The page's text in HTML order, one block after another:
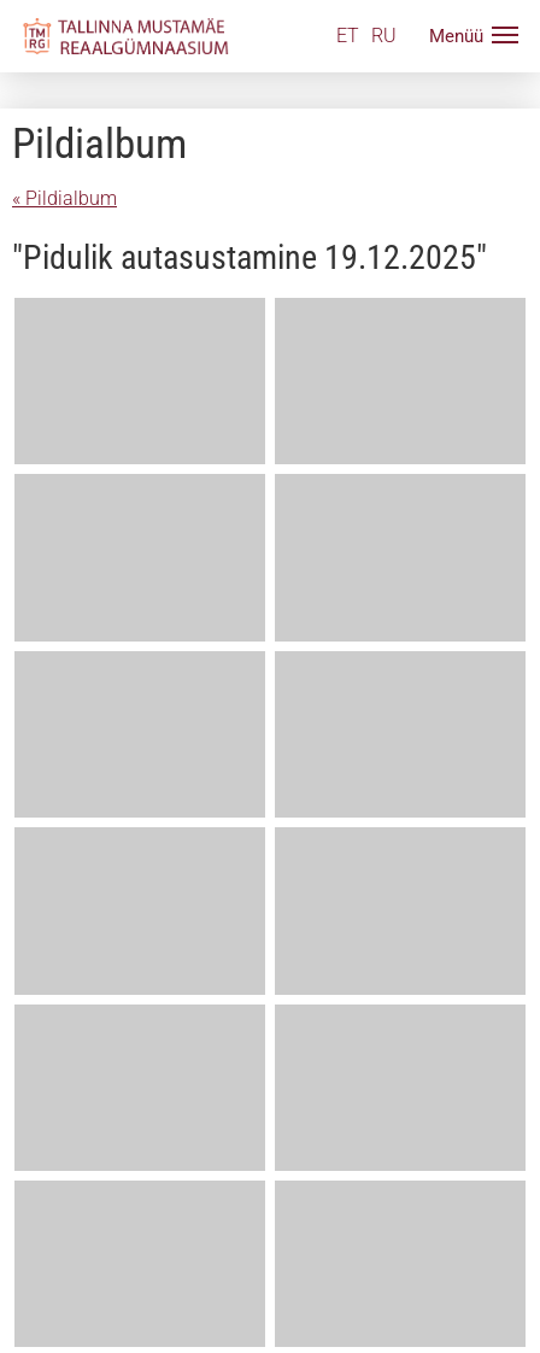
ET RU
Pildialbum
« Pildialbum
"Pidulik autasustamine 19.12.2025"